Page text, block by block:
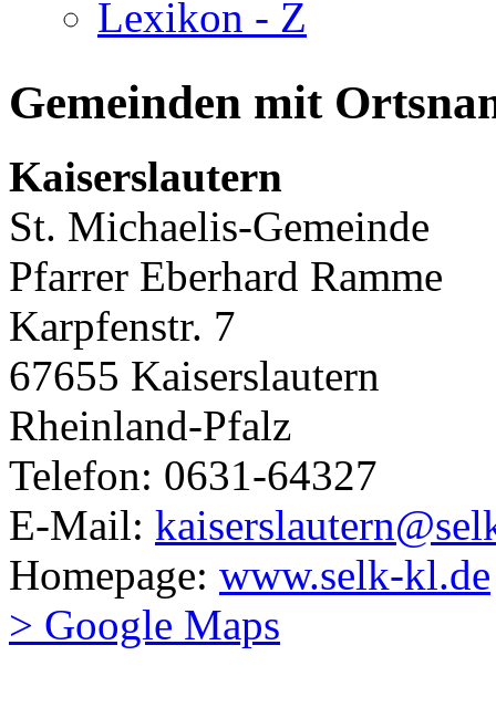
Lexikon - Z
Gemeinden mit
Kaiserslautern
St. Michaelis-Gemeinde
Pfarrer Eberhard Ramme
Karpfenstr. 7
67655 Kaiserslautern
Rheinland-Pfalz
Telefon: 0631-64327
E-Mail:
Homepage: www.selk-kl.de
> Google Maps